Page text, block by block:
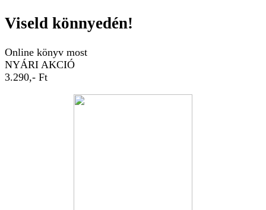
Viseld könnyedén!
Online könyv most
NYÁRI AKCIÓ
3.290,- Ft